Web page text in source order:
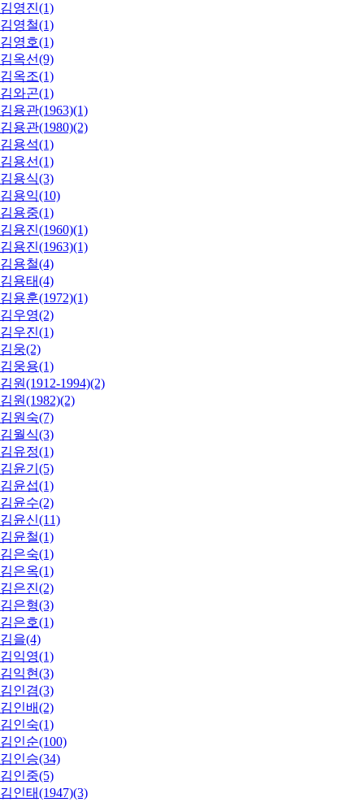
김영진(1)
김영철(1)
김영호(1)
김옥선(9)
김옥조(1)
김와곤(1)
김용관(1963)(1)
김용관(1980)(2)
김용석(1)
김용선(1)
김용식(3)
김용익(10)
김용중(1)
김용진(1960)(1)
김용진(1963)(1)
김용철(4)
김용태(4)
김용훈(1972)(1)
김우영(2)
김우진(1)
김웅(2)
김웅용(1)
김원(1912-1994)(2)
김원(1982)(2)
김원숙(7)
김월식(3)
김유정(1)
김윤기(5)
김윤섭(1)
김윤수(2)
김윤신(11)
김윤철(1)
김은숙(1)
김은옥(1)
김은진(2)
김은형(3)
김은호(1)
김을(4)
김익영(1)
김익현(3)
김인겸(3)
김인배(2)
김인숙(1)
김인순(100)
김인승(34)
김인중(5)
김인태(1947)(3)